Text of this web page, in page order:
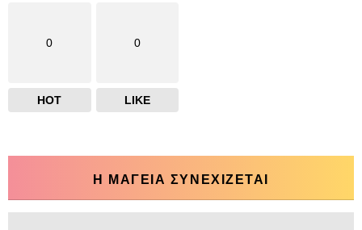
0
HOT
0
LIKE
Η ΜΑΓΕΙΑ ΣΥΝΕΧΙΖΕΤΑΙ